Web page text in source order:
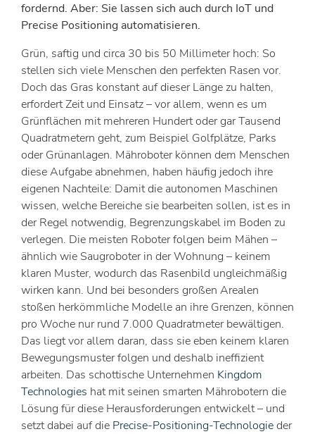
fordernd. Aber: Sie lassen sich auch durch IoT und
Precise Positioning automatisieren.
Grün, saftig und circa 30 bis 50 Millimeter hoch: So
stellen sich viele Menschen den perfekten Rasen vor.
Doch das Gras konstant auf dieser Länge zu halten,
erfordert Zeit und Einsatz – vor allem, wenn es um
Grünflächen mit mehreren Hundert oder gar Tausend
Quadratmetern geht, zum Beispiel Golfplätze, Parks
oder Grünanlagen. Mähroboter können dem Menschen
diese Aufgabe abnehmen, haben häufig jedoch ihre
eigenen Nachteile: Damit die autonomen Maschinen
wissen, welche Bereiche sie bearbeiten sollen, ist es in
der Regel notwendig, Begrenzungskabel im Boden zu
verlegen. Die meisten Roboter folgen beim Mähen –
ähnlich wie Saugroboter in der Wohnung – keinem
klaren Muster, wodurch das Rasenbild ungleichmäßig
wirken kann. Und bei besonders großen Arealen
stoßen herkömmliche Modelle an ihre Grenzen, können
pro Woche nur rund 7.000 Quadratmeter bewältigen.
Das liegt vor allem daran, dass sie eben keinem klaren
Bewegungsmuster folgen und deshalb ineffizient
arbeiten. Das schottische Unternehmen Kingdom
Technologies hat mit seinen smarten Mährobotern die
Lösung für diese Herausforderungen entwickelt – und
setzt dabei auf die Precise-Positioning-Technologieder